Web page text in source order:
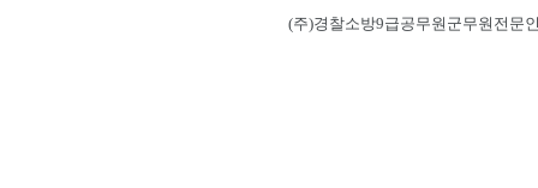
(주)경찰소방9급공무원군무원전문